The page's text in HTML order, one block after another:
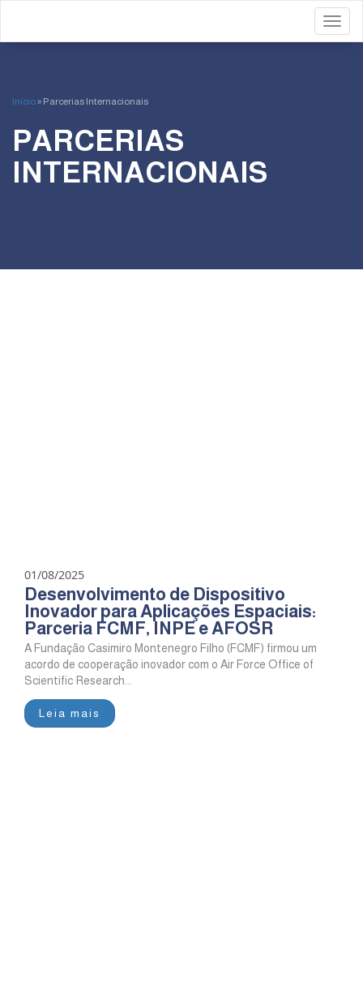
Início» Parcerias Internacionais
PARCERIAS
INTERNACIONAIS
01/08/2025
Desenvolvimento de Dispositivo
Inovador para Aplicações Espaciais:
Parceria FCMF, INPE e AFOSR
A Fundação Casimiro Montenegro Filho (FCMF) firmou um
acordo de cooperação inovador com o Air Force Office of
Scientific Research...
Leia mais